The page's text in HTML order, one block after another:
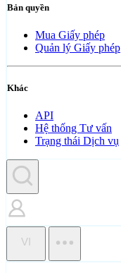
Bản quyền
Mua Giấy phép
Quản lý Giấy phép
Khác
API
Hệ thống Tư vấn
Trạng thái Dịch vụ
VI